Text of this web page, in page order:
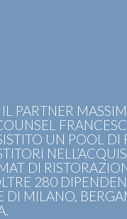
PARTNER
UN POOL DI
DI
280
DI MILANO,